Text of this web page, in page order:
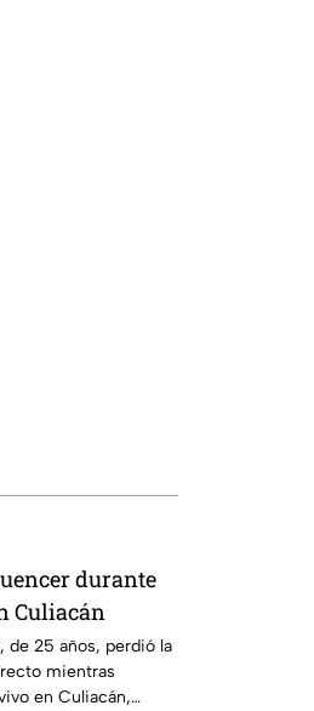
durante
Culiacán
de 25 años, perdió la
mientras
en Culiacán,